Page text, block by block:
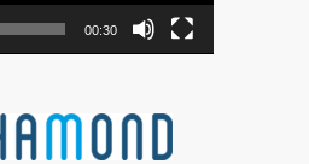
00:30